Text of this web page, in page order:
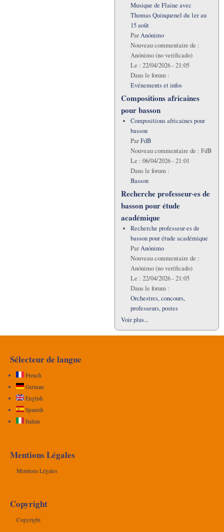
Musique de Flaine avec
Thomas Quinquenel du 1er au
15 août
ParAnónimo
Nouveau commentaire de :
Anónimo (no verificado)
Le : 22/04/2026 - 21:05
Dans le forum :
Evénements et infos
Compositions africaines
pour basson
Compositions africaines pour
basson
ParFdB
Nouveau commentaire de : FdB
Le : 06/04/2026 - 21:01
Dans le forum :
Basson
Recherche professeur·es de
basson pour étude
académique
Recherche professeur·es de
basson pour étude académique
ParAnónimo
Nouveau commentaire de :
Anónimo (no verificado)
Le : 22/04/2026 - 21:05
Dans le forum :
Orchestres, concours,
professeurs, postes
Voir plus...
Sélecteur de langue
French
German
English
Spanish
Italian
Mentions Légales
Mentions Légales
Copyright
Copyright